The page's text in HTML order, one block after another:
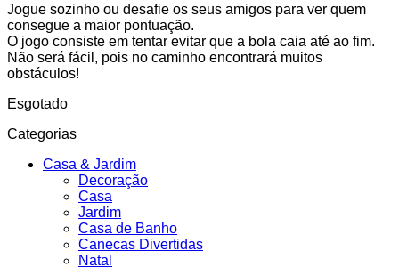
Jogue sozinho ou desafie os seus amigos para ver quem
consegue a maior pontuação.
O jogo consiste em tentar evitar que a bola caia até ao fim.
Não será fácil, pois no caminho encontrará muitos
obstáculos!
Esgotado
Categorias
Casa & Jardim
Decoração
Casa
Jardim
Casa de Banho
Canecas Divertidas
Natal